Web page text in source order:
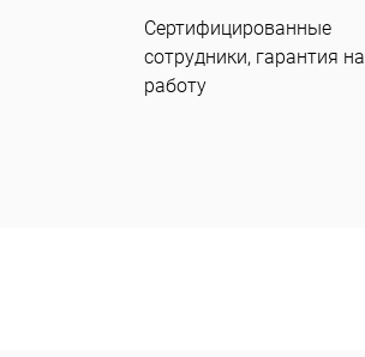
Сертифицированные
сотрудники, гарантия на
работу